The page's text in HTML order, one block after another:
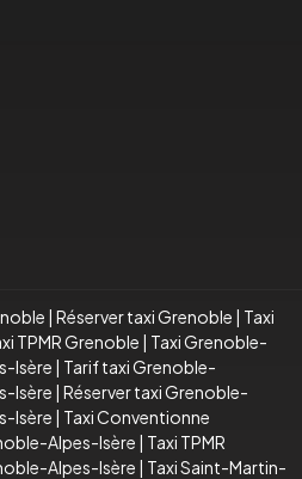
| Réserver taxi Grenoble | Taxi
TPMR Grenoble | Taxi Grenoble-
Isère | Tarif taxi Grenoble-
Isère | Réserver taxi Grenoble-
Isère | Taxi Conventionne
Alpes-Isère | Taxi TPMR
Alpes-Isère | Taxi Saint-Martin-